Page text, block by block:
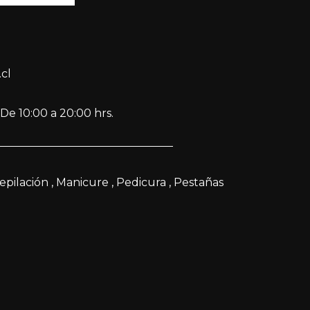
10:00 a 20:00 hrs.
Manicure Pedicura Pestañas